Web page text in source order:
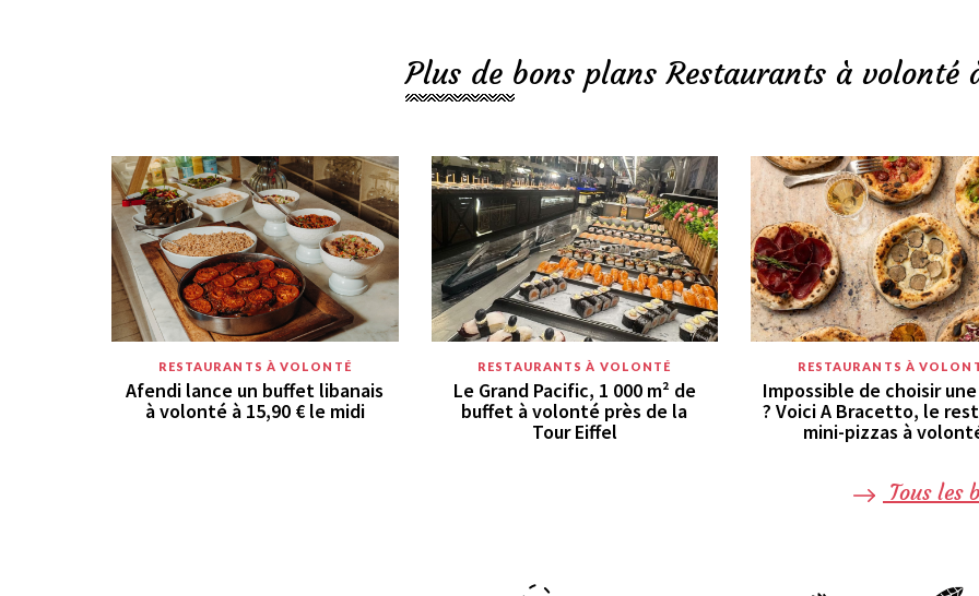
Plus de bons plans Restaurants à volonté
RESTAURANTS À VOLONTÉ
Afendi lance un buffet libanais
à volonté à 15,90 € le midi
RESTAURANTS À VOLONTÉ
Le Grand Pacific, 1 000 m² de
buffet à volonté près de la
Tour Eiffel
RESTAURANTS À
Impossible de choisir
? Voici A Bracetto, le
mini-pizzas à
Tous les